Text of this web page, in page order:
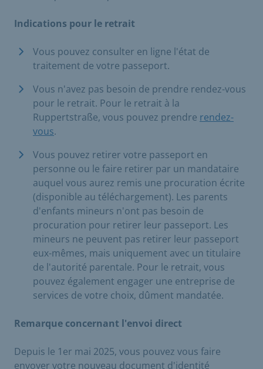
Indications pour le retrait
Vous pouvez consulter en ligne l'état de
traitement de votre passeport.
Vous n'avez pas besoin de prendre rendez-vous
pour le retrait. Pour le retrait à la
Ruppertstraße, vous pouvez prendre rendez-
vous.
Vous pouvez retirer votre passeport en
personne ou le faire retirer par un mandataire
auquel vous aurez remis une procuration écrite
(disponible au téléchargement). Les parents
d'enfants mineurs n'ont pas besoin de
procuration pour retirer leur passeport. Les
mineurs ne peuvent pas retirer leur passeport
eux-mêmes, mais uniquement avec un titulaire
de l'autorité parentale. Pour le retrait, vous
pouvez également engager une entreprise de
services de votre choix, dûment mandatée.
Remarque concernant l'envoi direct
Depuis le 1er mai 2025, vous pouvez vous faire
envoyer votre nouveau document d'identité